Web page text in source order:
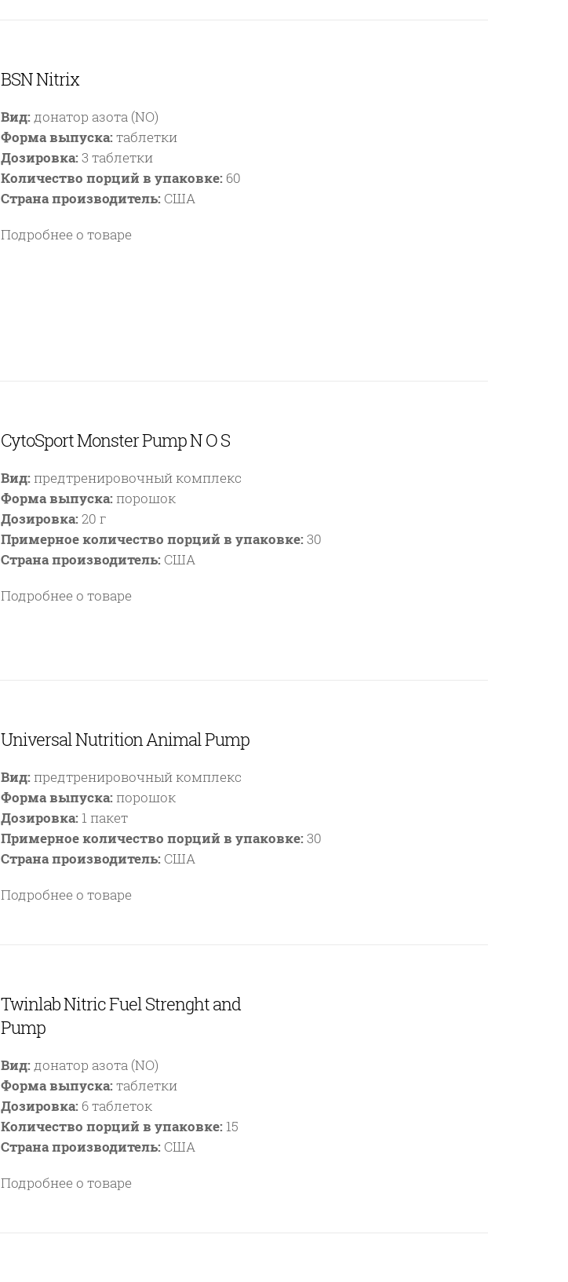
BSN Nitrix
Вид:донатор азота (NO)
Форма выпуска:таблетки
Дозировка:3 таблетки
Количество порций в упаковке: 60
Страна производитель: США
Подробнее о товаре
CytoSport Monster Pump N O S
Вид: предтренировочный комплекс
Форма выпуска: порошок
Дозировка:20 г
Примерное количество порций в упаковке:30
Страна производитель: США
Подробнее о товаре
Universal Nutrition Animal Pump
Вид: предтренировочный комплекс
Форма выпуска: порошок
Дозировка: 1 пакет
Примерное количество порций в упаковке:30
Страна производитель: США
Подробнее о товаре
Twinlab Nitric Fuel Strenght and
Pump
Вид:донатор азота (NO)
Форма выпуска:таблетки
Дозировка: 6 таблеток
Количество порций в упаковке: 15
Страна производитель: США
Подробнее о товаре